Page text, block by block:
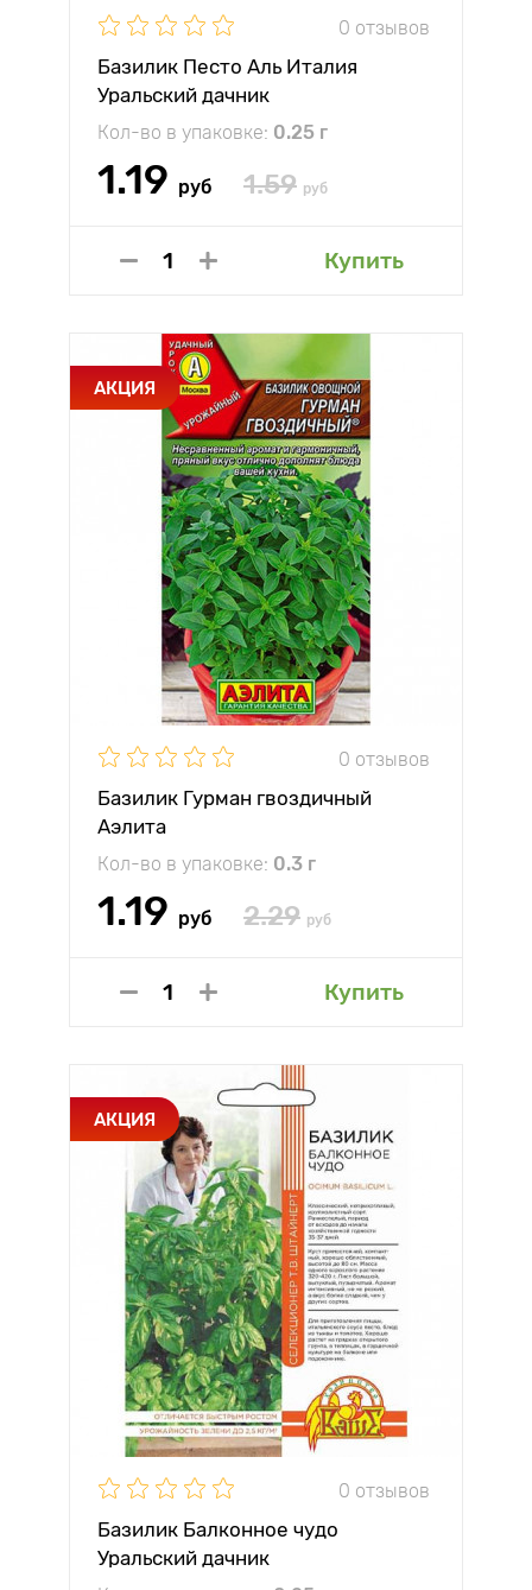
0 отзывов
Базилик Песто Аль Италия
Уральский дачник
Кол-во в упаковке: 0.25 г
1.19 руб 1.59 руб
Купить
АКЦИЯ
0 отзывов
Базилик Гурман гвоздичный
Аэлита
Кол-во в упаковке: 0.3 г
1.19 руб 2.29 руб
Купить
АКЦИЯ
0 отзывов
Базилик Балконное чудо
Уральский дачник